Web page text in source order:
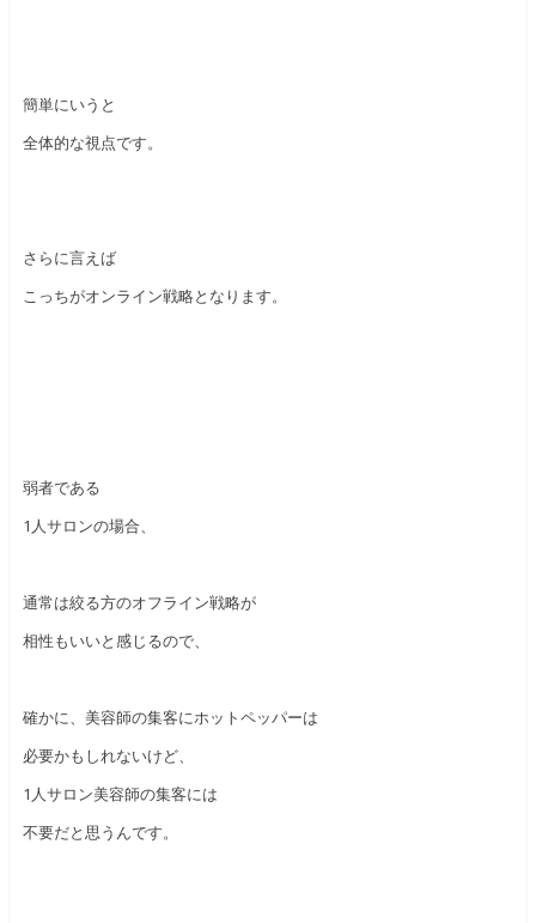
簡単にいうと
全体的な視点です。
さらに言えば
こっちがオンライン戦略となります。
弱者である
1人サロンの場合、
通常は絞る方のオフライン戦略が
相性もいいと感じるので、
確かに、美容師の集客にホットペッパーは
必要かもしれないけど、
1人サロン美容師の集客には
不要だと思うんです。